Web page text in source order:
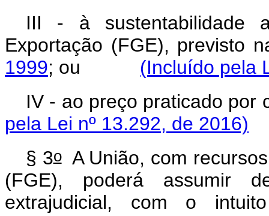
III - à sustentabilidade
Exportação (FGE), previsto
1999; ou (Incluído pela
IV - ao preço praticado
pela Lei nº 13.292, de 2016)
§ 3oA União, com
(FGE), poderá assumir
extrajudicial, com o